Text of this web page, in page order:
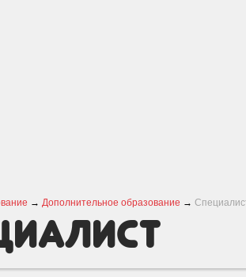
→ Дополнительное образование →